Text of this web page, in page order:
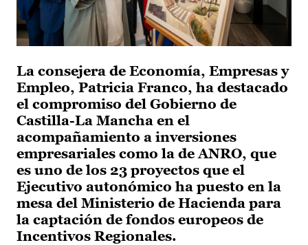
La consejera de Economía, Empresas y
Empleo, Patricia Franco, ha destacado
el compromiso del Gobierno de
Castilla-La Mancha en el
acompañamiento a inversiones
empresariales como la de ANRO, que
es uno de los 23 proyectos que el
Ejecutivo autonómico ha puesto en la
mesa del Ministerio de Hacienda para
la captación de fondos europeos de
Incentivos Regionales.